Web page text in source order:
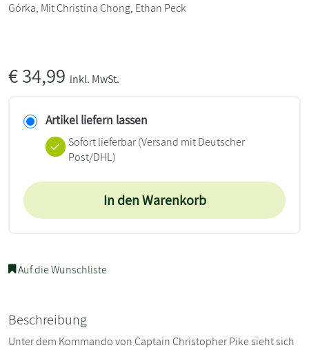
Górka, Mit Christina Chong, Ethan Peck
€34,99 inkl. MwSt.
Artikel liefern lassen
Sofort lieferbar(Versand mit Deutscher
Post/DHL)
In den Warenkorb
Auf die Wunschliste
Beschreibung
Unter dem Kommando von Captain Christopher Pike sieht sich